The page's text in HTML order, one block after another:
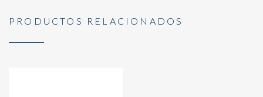
PRODUCTOS RELACIONADOS